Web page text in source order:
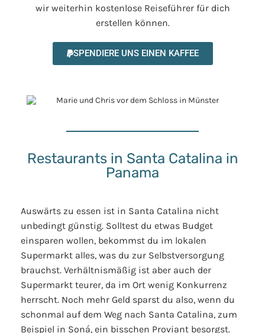
wir weiterhin kostenlose Reiseführer für dich
erstellen können.
SPENDIERE UNS EINEN KAFFEE
Restaurants in Santa Catalina in
Panama
Auswärts zu essen ist in Santa Catalina nicht
unbedingt günstig. Solltest du etwas Budget
einsparen wollen, bekommst du im lokalen
Supermarkt alles, was du zur Selbstversorgung
brauchst. Verhältnismäßig ist aber auch der
Supermarkt teurer, da im Ort wenig Konkurrenz
herrscht. Noch mehr Geld sparst du also, wenn du
schonmal auf dem Weg nach Santa Catalina, zum
Beispiel in Soná, ein bisschen Proviant besorgst.